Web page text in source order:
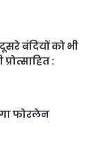
बंदियों को भी
:
फोरलेन